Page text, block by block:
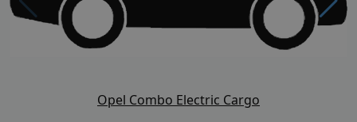
Opel Combo Electric Cargo